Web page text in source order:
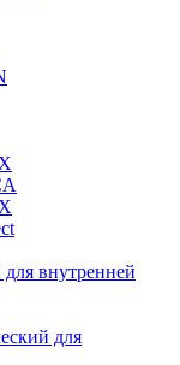
внутренней
для